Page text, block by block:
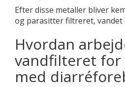
Efter disse metaller bliver
og parasitter filtreret, vandet
Hvordan
vandfilteret for
med